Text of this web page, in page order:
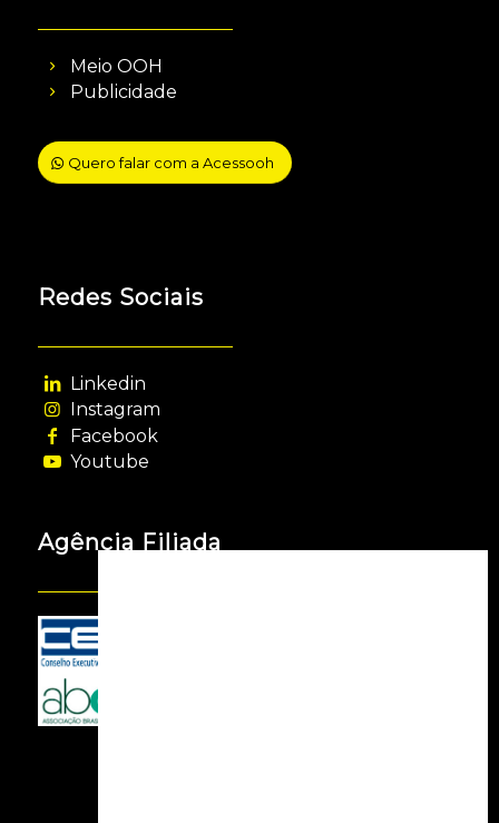
Meio OOH
Publicidade
Quero falar com a Acessooh
Redes Sociais
Linkedin
Instagram
Facebook
Youtube
Agência Filiada